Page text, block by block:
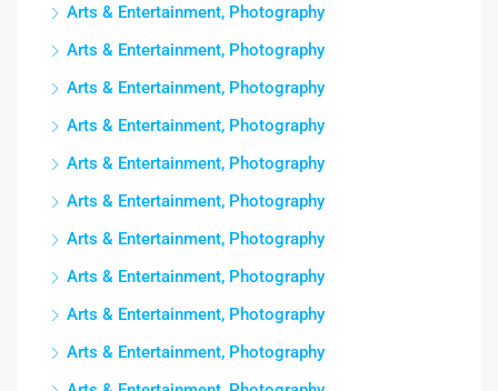
Arts & Entertainment, Photography
Arts & Entertainment, Photography
Arts & Entertainment, Photography
Arts & Entertainment, Photography
Arts & Entertainment, Photography
Arts & Entertainment, Photography
Arts & Entertainment, Photography
Arts & Entertainment, Photography
Arts & Entertainment, Photography
Arts & Entertainment, Photography